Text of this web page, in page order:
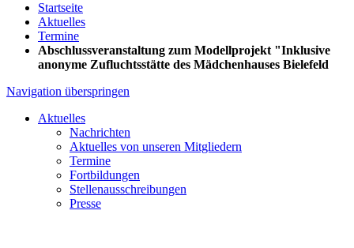
Startseite
Aktuelles
Termine
Abschlussveranstaltung zum Modellprojekt "Inklusive
anonyme Zufluchtsstätte des Mädchenhauses Bielefeld
Navigation überspringen
Aktuelles
Nachrichten
Aktuelles von unseren Mitgliedern
Termine
Fortbildungen
Stellenausschreibungen
Presse